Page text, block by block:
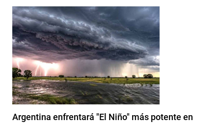
Argentina enfrentará "El Niño" más potente en